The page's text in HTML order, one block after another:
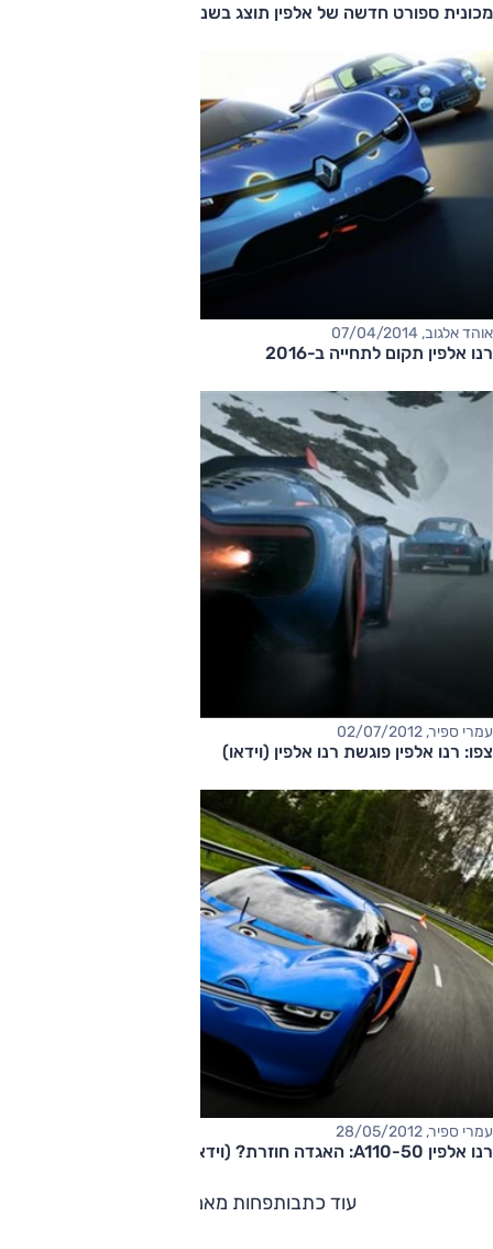
מכונית ספורט חדשה של אלפין תוצג בשנה הבאה
אוהד אלגוב, 07/04/2014
רנו אלפין תקום לתחייה ב-2016
עמרי ספיר, 02/07/2012
צפו: רנו אלפין פוגשת רנו אלפין (וידאו)
עמרי ספיר, 28/05/2012
רנו אלפין A110-50: האגדה חוזרת? (וידאו)
עוד כתבותפחות מאמרים